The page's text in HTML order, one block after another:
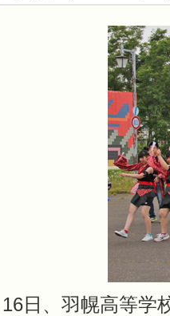
16日、羽幌高等学